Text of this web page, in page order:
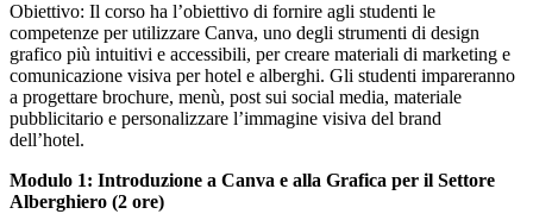
Obiettivo: Il corso ha l’obiettivo di fornire agli studenti le
competenze per utilizzare Canva, uno degli strumenti di design
grafico più intuitivi e accessibili, per creare materiali di marketing e
comunicazione visiva per hotel e alberghi. Gli studenti impareranno
a progettare brochure, menù, post sui social media, materiale
pubblicitario e personalizzare l’immagine visiva del brand
dell’hotel.
Modulo 1: Introduzione a Canva e alla Grafica per il Settore
Alberghiero (2 ore)